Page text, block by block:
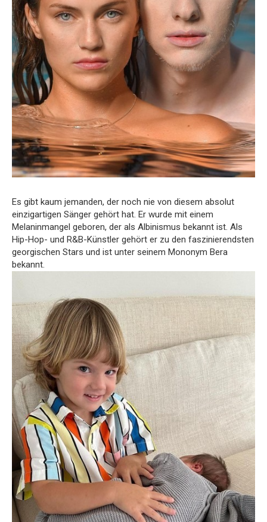
Es gibt kaum jemanden, der noch nie von diesem absolut
einzigartigen Sänger gehört hat. Er wurde mit einem
Melaninmangel geboren, der als Albinismus bekannt ist. Als
Hip-Hop- und R&B-Künstler gehört er zu den faszinierendsten
georgischen Stars und ist unter seinem Mononym Bera
bekannt.